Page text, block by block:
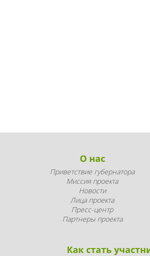
О нас
Приветствие губернатора
Миссия проекта
Новости
Лица проекта
Пресс-центр
Партнеры проекта
Как стать